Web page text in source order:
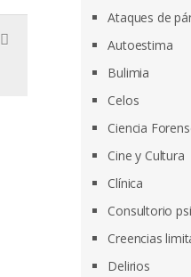
Ataques de
Autoestima
Bulimia
Celos
Ciencia
Cine y Cultura
Clínica
Consultorio
Creencias
Delirios